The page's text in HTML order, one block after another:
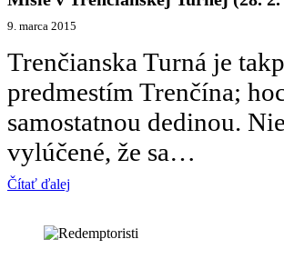
9. marca 2015
Trenčianska Turná je
predmestím Trenčína;
samostatnou dedinou.
vylúčené, že sa…
Čítať ďalej